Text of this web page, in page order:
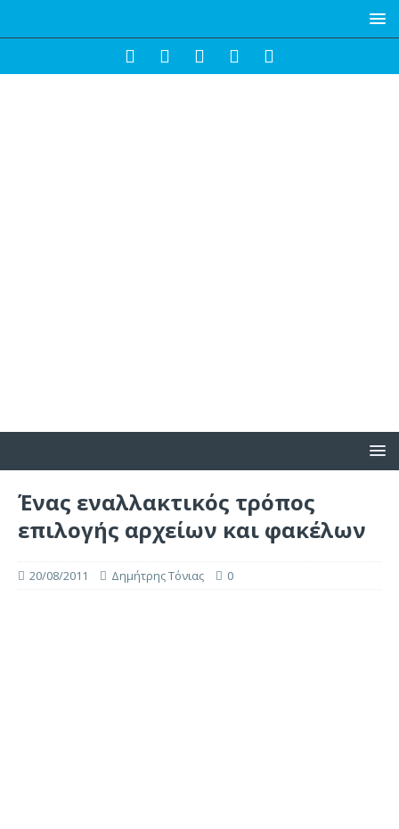
Ένας εναλλακτικός τρόπος
επιλογής αρχείων και φακέλων
20/08/2011 Δημήτρης Τόνιας 0